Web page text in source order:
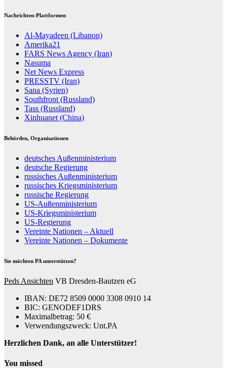
Nachrichten-Plattformen
Al-Mayadeen (Libanon)
Amerika21
FARS News Agency (Iran)
Nasuma
Net News Express
PRESSTV (Iran)
Sana (Syrien)
Southfront (Russland)
Tass (Russland)
Xinhuanet (China)
Behörden, Organisationen
deutsches Außenministerium
deutsche Regierung
russisches Außenministerium
russisches Kriegsministerium
russische Regierung
US-Außenministerium
US-Kriegsministerium
US-Regierung
Vereinte Nationen – Aktuell
Vereinte Nationen – Dokumente
Sie möchten PA unterstützen?
Peds Ansichten VB Dresden-Bautzen eG
IBAN: DE72 8509 0000 3308 0910 14
BIC: GENODEF1DRS
Maximalbetrag: 50 €
Verwendungszweck: Unt.PA
Herzlichen Dank, an alle Unterstützer!
You missed